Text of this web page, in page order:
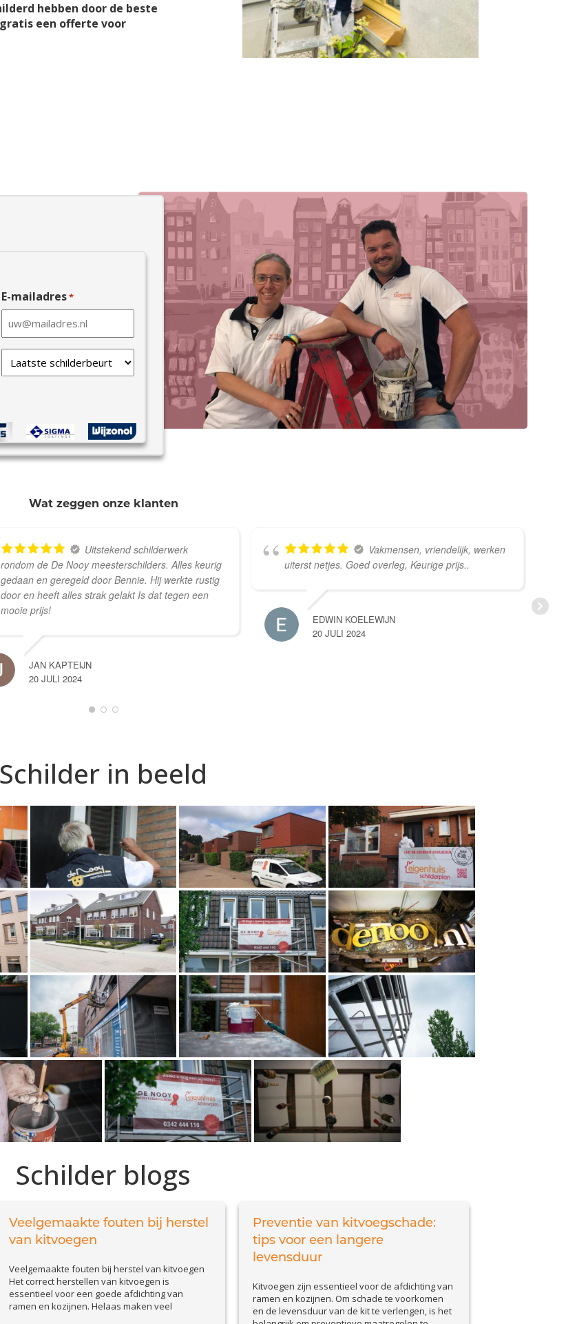
hebben door de beste
gratis een offerte voor
E-mailadres*
schilderbeurt
Wat zeggen onze klanten
Uitstekend schilderwerk
rondom de De Nooy meesterschilders. Alles keurig
gedaan en geregeld door Bennie. Hij werkte rustig
door en heeft alles strak gelakt Is dat tegen een
mooie prijs!
JAN KAPTEIJN
20 JULI 2024
Vakmensen, vriendelijk, werken
uiterst netjes. Goed overleg, Keurige prijs..
EDWIN KOELEWIJN
20 JULI 2024
Schilder in beeld
Schilder blogs
Veelgemaakte fouten bij herstel
van kitvoegen
Veelgemaakte fouten bij herstel van kitvoegen
Het correct herstellen van kitvoegen is
essentieel voor een goede afdichting van
ramen en kozijnen. Helaas maken veel
Preventie van kitvoegschade:
tips voor een langere
levensduur
Kitvoegen zijn essentieel voor de afdichting van
ramen en kozijnen. Om schade te voorkomen
en de levensduur van de kit te verlengen, is het